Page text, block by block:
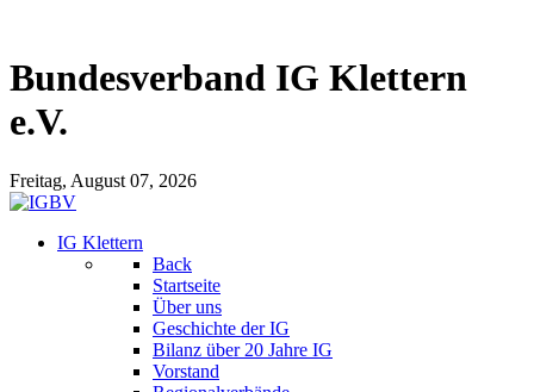
Bundesverband IG Klettern
e.V.
Freitag, August 07, 2026
IG Klettern
Back
Startseite
Über uns
Geschichte der IG
Bilanz über 20 Jahre IG
Vorstand